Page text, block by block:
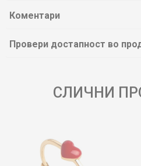
Коментари
Провери достапност во
СЛИЧНИ